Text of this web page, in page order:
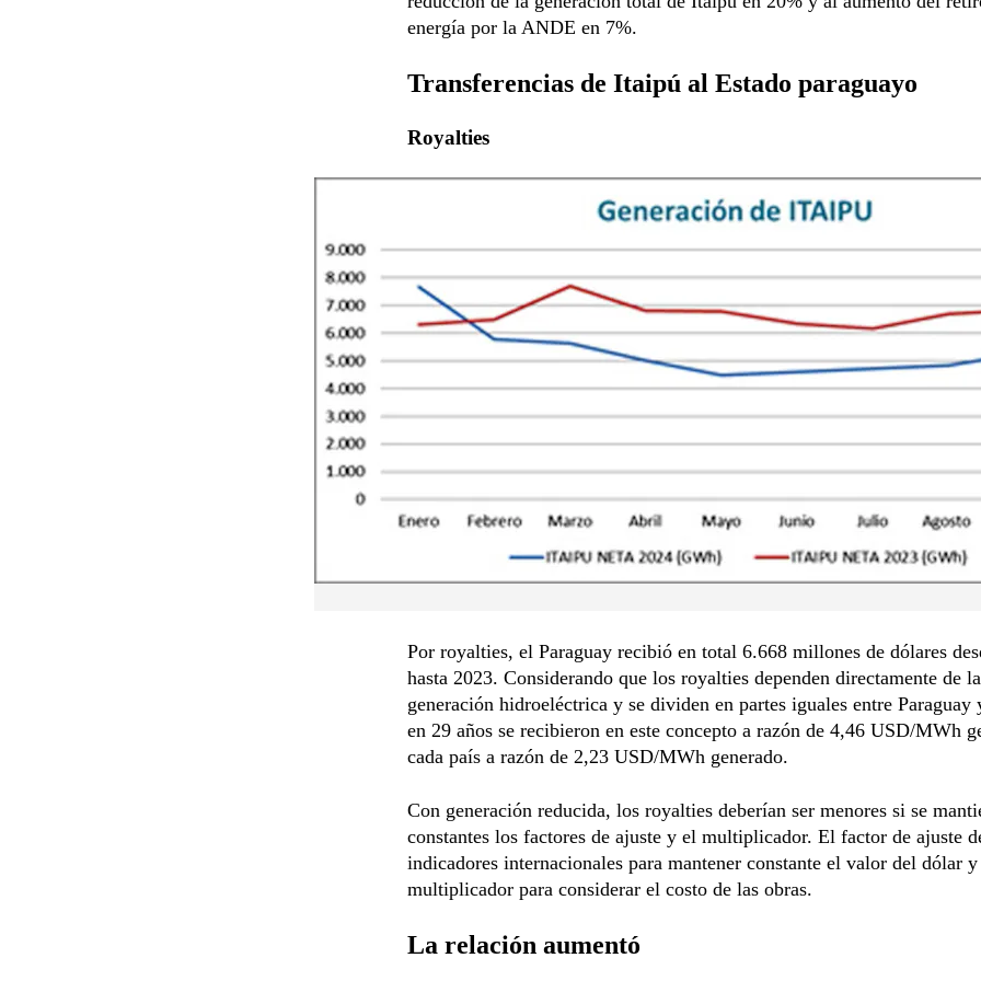
energía por la ANDE en 7%.
Transferencias de Itaipú al Estado paraguayo
Royalties
Por royalties, el Paraguay recibió en total 6.668 millones de dólares
hasta 2023. Considerando que los royalties dependen directamente de la
generación hidroeléctrica y se dividen en partes iguales entre Paraguay
en 29 años se recibieron en este concepto a razón de 4,46 USD/MWh
cada país a razón de 2,23 USD/MWh generado.
Con generación reducida, los royalties deberían ser menores si se
constantes los factores de ajuste y el multiplicador. El factor de ajuste
indicadores internacionales para mantener constante el valor del dólar
multiplicador para considerar el costo de las obras.
La relación aumentó